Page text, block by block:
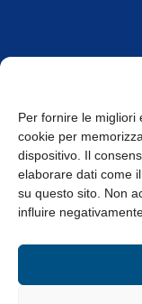
Per fornire le migliori
cookie per
dispositivo. Il
elaborare dati come
su questo sito. Non
influire
Privacy